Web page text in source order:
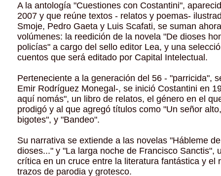
A la antología "Cuestiones con Costantini",
2007 y que reúne textos - relatos y poemas-
Smoje, Pedro Gaeta y Luis Scafati, se suman
volúmenes: la reedición de la novela "De dioses
policías" a cargo del sello editor Lea, y una
cuentos que será editado por Capital Intelectual.
Perteneciente a la generación del 56 - "parricida",
Emir Rodríguez Monegal-, se inició Costantini en
aquí nomás", un libro de relatos, el género en el
prodigó y al que agregó títulos como "Un señor
bigotes", y "Bandeo".
Su narrativa se extiende a las novelas "Hábleme
dioses..." y "La larga noche de Francisco Sanctis",
crítica en un cruce entre la literatura fantástica y el
trazos de parodia y grotesco.